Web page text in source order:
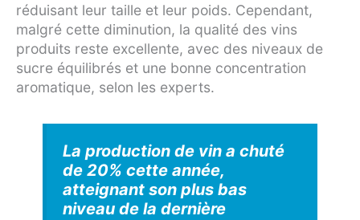
réduisant leur taille et leur poids. Cependant,
malgré cette diminution, la qualité des vins
produits reste excellente, avec des niveaux de
sucre équilibrés et une bonne concentration
aromatique, selon les experts.
La production de vin a chuté
de 20% cette année,
atteignant son plus bas
niveau de la dernière